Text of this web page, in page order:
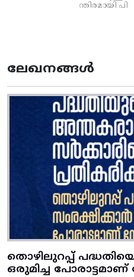
ന്തിരമായി പി
ലേഖനങ്ങൾ
തൊഴിലുറപ്പ്
ഒരുമിച്ച